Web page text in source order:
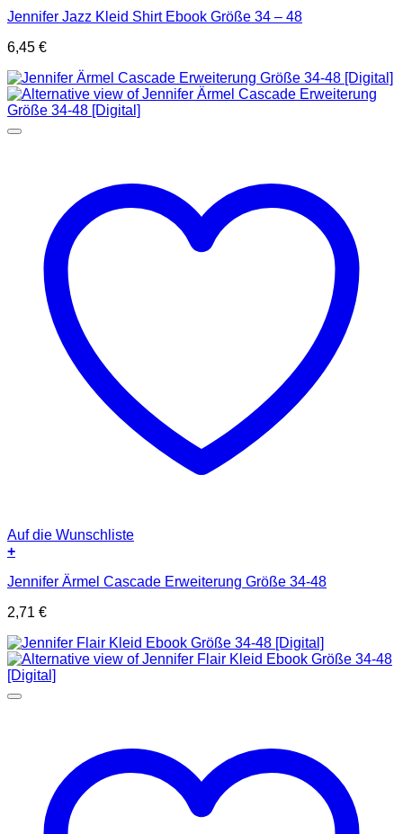
Jennifer Jazz Kleid Shirt Ebook Größe 34 – 48
6,45 €
Auf die Wunschliste
+
Jennifer Ärmel Cascade Erweiterung Größe 34-48
2,71 €